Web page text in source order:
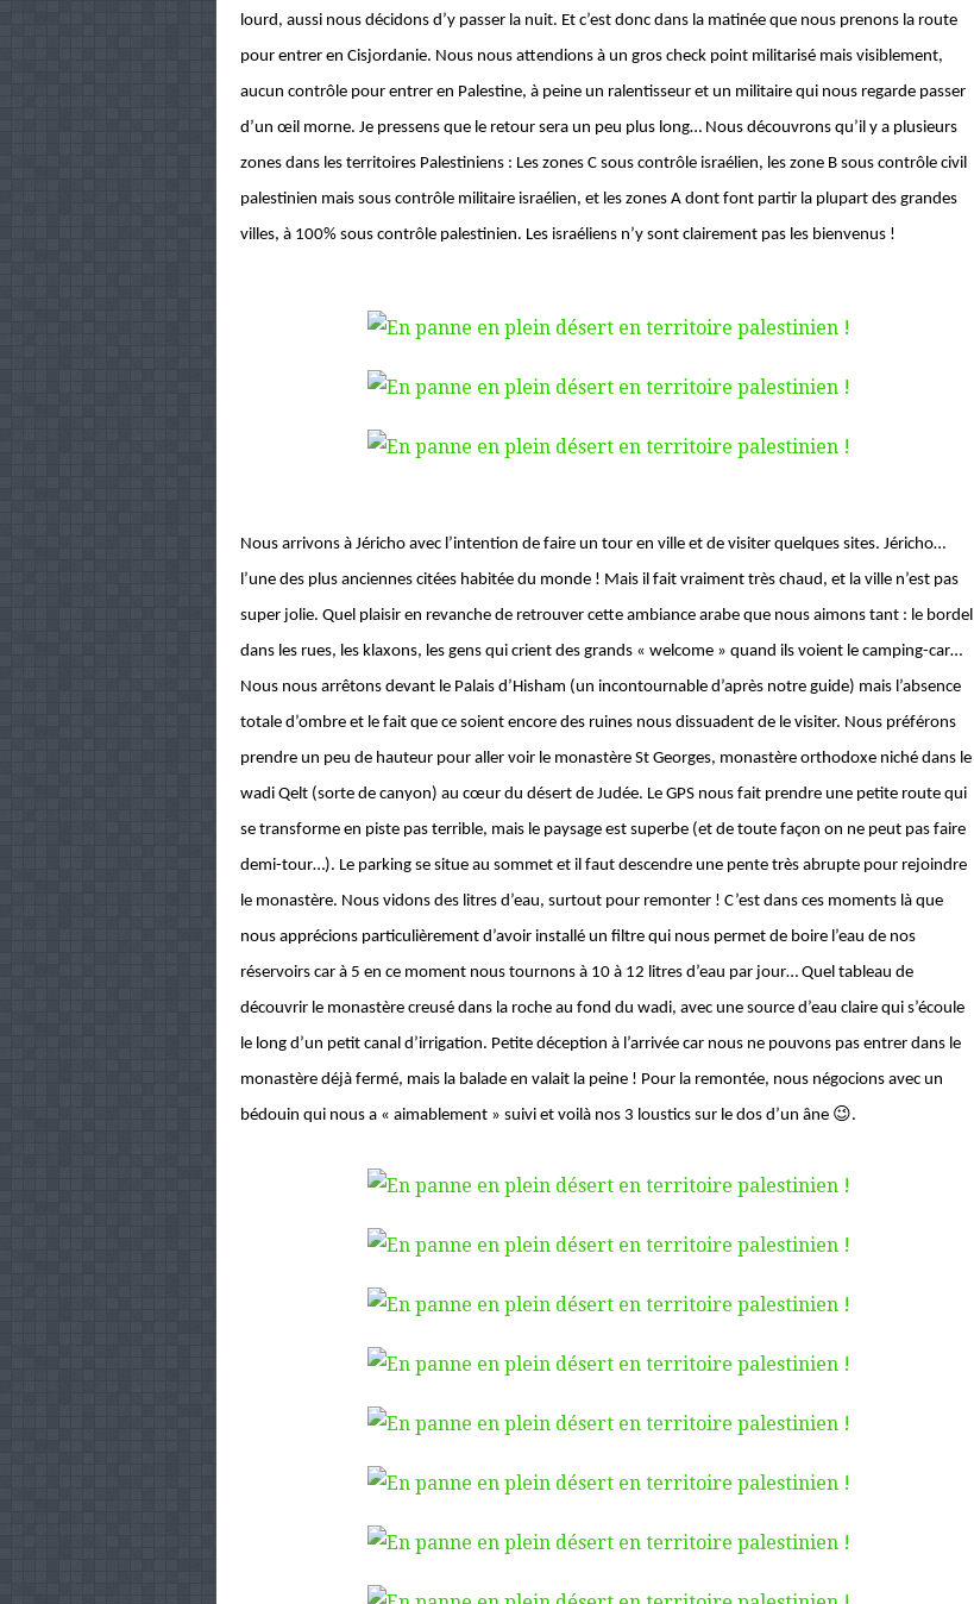
lourd, aussi nous décidons d’y passer la nuit. Et c’est donc dans la matinée que nous prenons la route
pour entrer en Cisjordanie. Nous nous attendions à un gros check point militarisé mais visiblement,
aucun contrôle pour entrer en Palestine, à peine un ralentisseur et un militaire qui nous regarde passer
d’un œil morne. Je pressens que le retour sera un peu plus long… Nous découvrons qu’il y a plusieurs
zones dans les territoires Palestiniens : Les zones C sous contrôle israélien, les zone B sous contrôle civil
palestinien mais sous contrôle militaire israélien, et les zones A dont font partir la plupart des grandes
villes, à 100% sous contrôle palestinien. Les israéliens n’y sont clairement pas les bienvenus !
Nous arrivons à Jéricho avec l’intention de faire un tour en ville et de visiter quelques sites. Jéricho…
l’une des plus anciennes citées habitée du monde ! Mais il fait vraiment très chaud, et la ville n’est pas
super jolie. Quel plaisir en revanche de retrouver cette ambiance arabe que nous aimons tant : le bordel
dans les rues, les klaxons, les gens qui crient des grands « welcome » quand ils voient le camping-car…
Nous nous arrêtons devant le Palais d’Hisham (un incontournable d’après notre guide) mais l’absence
totale d’ombre et le fait que ce soient encore des ruines nous dissuadent de le visiter. Nous préférons
prendre un peu de hauteur pour aller voir le monastère St Georges, monastère orthodoxe niché dans le
wadi Qelt (sorte de canyon) au cœur du désert de Judée. Le GPS nous fait prendre une petite route qui
se transforme en piste pas terrible, mais le paysage est superbe (et de toute façon on ne peut pas faire
demi-tour…). Le parking se situe au sommet et il faut descendre une pente très abrupte pour rejoindre
le monastère. Nous vidons des litres d’eau, surtout pour remonter ! C’est dans ces moments là que
nous apprécions particulièrement d’avoir installé un filtre qui nous permet de boire l’eau de nos
réservoirs car à 5 en ce moment nous tournons à 10 à 12 litres d’eau par jour… Quel tableau de
découvrir le monastère creusé dans la roche au fond du wadi, avec une source d’eau claire qui s’écoule
le long d’un petit canal d’irrigation. Petite déception à l’arrivée car nous ne pouvons pas entrer dans le
monastère déjà fermé, mais la balade en valait la peine ! Pour la remontée, nous négocions avec un
bédouin qui nous a « aimablement » suivi et voilà nos 3 loustics sur le dos d’un âne 😉.